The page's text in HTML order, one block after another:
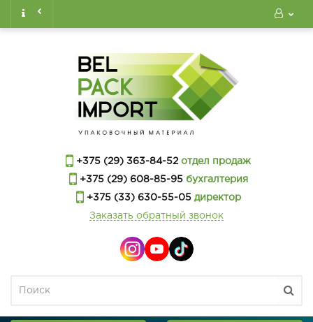
+375 (29) 363-84-52 отдел продаж
+375 (29) 608-85-95бухгалтерия
+375 (33) 630-55-05директор
Заказать обратный звонок